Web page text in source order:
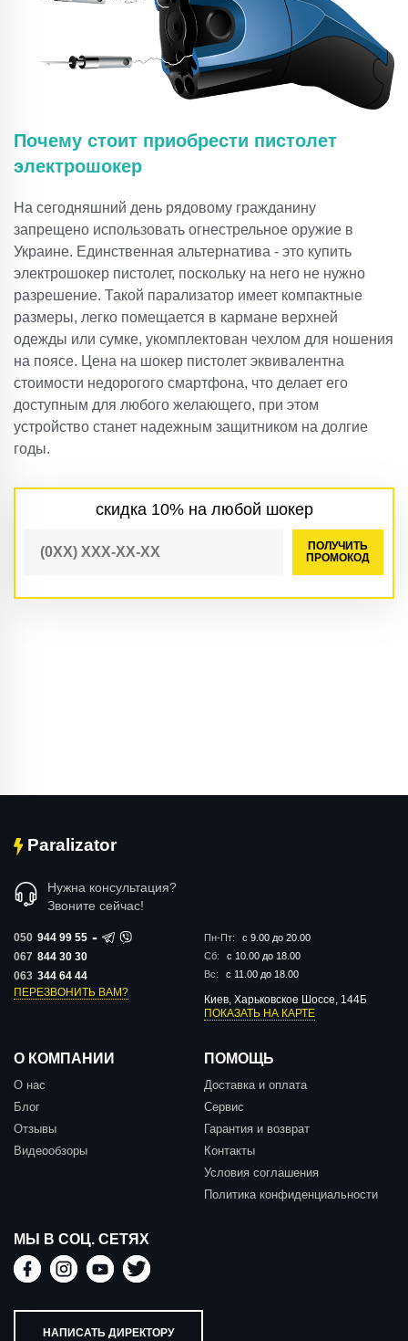
Почему стоит приобрести пистолет
электрошокер
На сегодняшний день рядовому гражданину
запрещено использовать огнестрельное оружие в
Украине. Единственная альтернатива - это купить
электрошокер пистолет, поскольку на него не нужно
разрешение. Такой парализатор имеет компактные
размеры, легко помещается в кармане верхней
одежды или сумке, укомплектован чехлом для ношения
на поясе. Цена на шокер пистолет эквивалентна
стоимости недорогого смартфона, что делает его
доступным для любого желающего, при этом
устройство станет надежным защитником на долгие
годы.
скидка 10% на любой шокер
ПОЛУЧИТЬ
ПРОМОКОД
Paralizator
Нужна консультация?
Звоните сейчас!
050 944 99 55 -
067 844 30 30
063 344 64 44
ПЕРЕЗВОНИТЬ ВАМ?
Пн-Пт:
с 9.00 до 20.00
Сб:
с 10.00 до 18.00
Вс:
с 11.00 до 18.00
Киев, Харьковское Шоссе, 144Б
ПОКАЗАТЬ НА КАРТЕ
О КОМПАНИИ
О нас
Блог
Отзывы
Видеообзоры
ПОМОЩЬ
Доставка и оплата
Сервис
Гарантия и возврат
Контакты
Условия соглашения
Политика конфиденциальности
МЫ В СОЦ. СЕТЯХ
НАПИСАТЬ ДИРЕКТОРУ